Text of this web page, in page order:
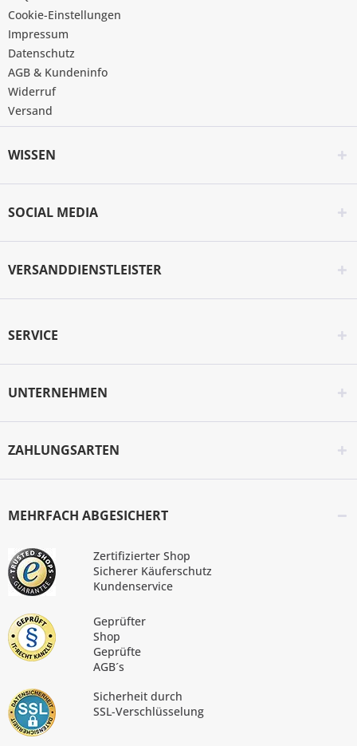
Cookie-Einstellungen
Impressum
Datenschutz
AGB & Kundeninfo
Widerruf
Versand
WISSEN
SOCIAL MEDIA
VERSANDDIENSTLEISTER
SERVICE
UNTERNEHMEN
ZAHLUNGSARTEN
MEHRFACH ABGESICHERT
Zertifizierter Shop
Sicherer Käuferschutz
Kundenservice
Geprüfter
Shop
Geprüfte
AGB´s
Sicherheit durch
SSL-Verschlüsselung